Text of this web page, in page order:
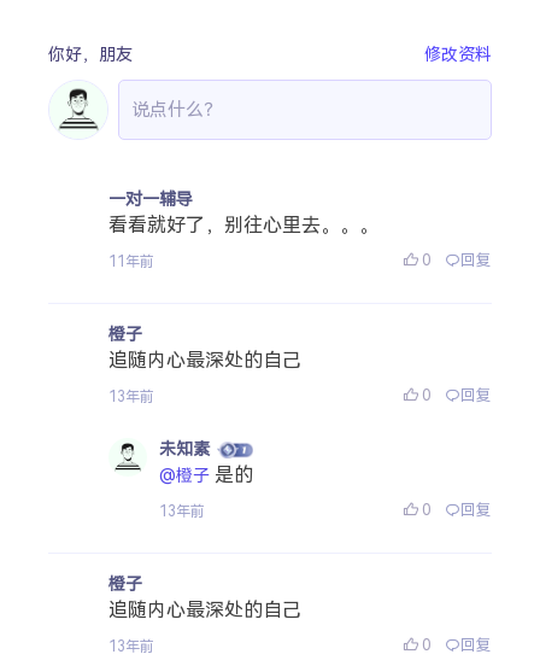
你好， 朋友 修改资料
一对一辅导
看看就好了，别往心里去。。。
11年前 0 回复
橙子
追随内心最深处的自己
13年前 0 回复
未知素
@橙子 是的
13年前 0 回复
橙子
追随内心最深处的自己
13年前 0 回复